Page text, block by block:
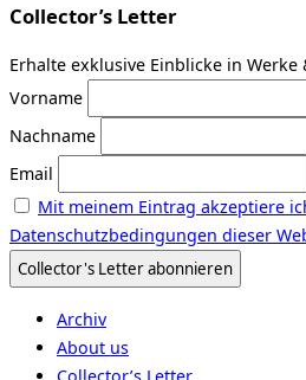
Collector’s Letter
Erhalte exklusive Einblicke in Werke
Vorname
Nachname
Email
Mit meinem Eintrag akzeptiere
Datenschutzbedingungen dieser
Archiv
About us
Collector’s Letter